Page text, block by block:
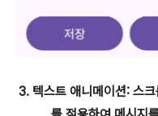
3. 텍스트 애니메이션: 스